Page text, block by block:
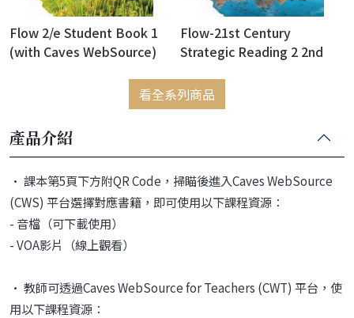
Flow 2/e Student Book 1
(with Caves WebSource)
Flow-21st Century
Strategic Reading 2 2nd
WebSource) (新版已上市，
此版售完為止)
看全系列商品
產品介紹
• 課本第5頁下方附QR Code，掃瞄後進入Caves WebSource
(CWS) 平台選擇對應書籍，即可使用以下課程資源：
- 音檔（可下載使用）
- VOA影片（線上觀看）
• 教師可透過Caves WebSource for Teachers (CWT) 平台，使
用以下課程資源：